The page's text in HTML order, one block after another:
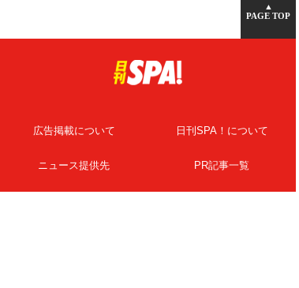
▲
PAGE TOP
広告掲載について 日刊SPA！について
ニュース提供先 PR記事一覧